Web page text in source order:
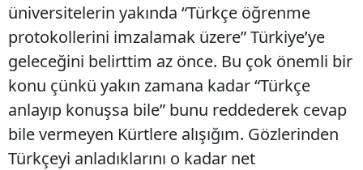
üniversitelerin yakında “Türkçe öğrenme
protokollerini imzalamak üzere” Türkiye’ye
geleceğini belirttim az önce. Bu çok önemli bir
konu çünkü yakın zamana kadar “Türkçe
anlayıp konuşsa bile” bunu reddederek cevap
bile vermeyen Kürtlere alışığım. Gözlerinden
Türkçeyi anladıklarını o kadar net